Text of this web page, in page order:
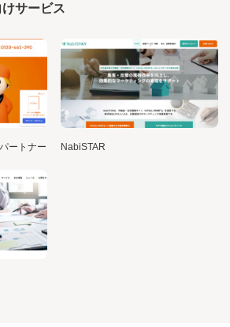
サービス
ートナー NabiSTAR